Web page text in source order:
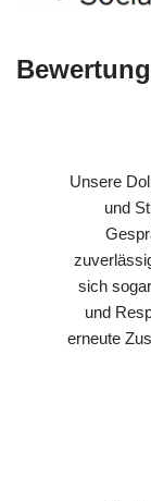
Unsere
und
sich
und
erneute